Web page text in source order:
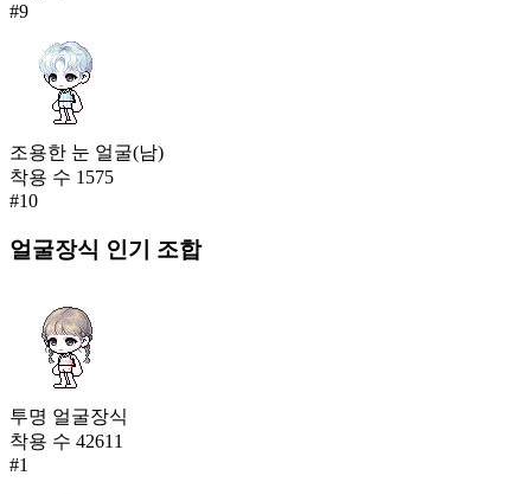
#9
조용한 눈 얼굴(남)
착용 수 1575
#10
얼굴장식 인기 조합
투명 얼굴장식
착용 수 42611
#1